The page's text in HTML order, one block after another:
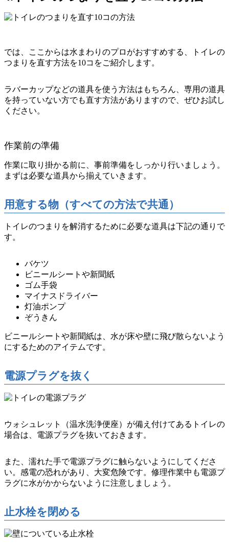
では、ここからは水まわりのプロがおすすめする、トイレの
つまりを直す方法を10コをご紹介します。
ラバーカップなどの道具を使う方法はもちろん、専用の道具
を持っていない方でも直す方法がありますので、ぜひお試し
ください。
作業前の準備
作業に取り掛かる前に、事前準備をしっかり行いましょう。
まずは必要な道具から揃えていきます。
用意する物（すべての方法で共通）
トイレのつまりを解消するために必要な道具は下記の通りで
す。
バケツ
ビニールシートや新聞紙
ゴム手袋
マイナスドライバー
灯油ポンプ
ぞうきん
ビニールシートや新聞紙は、水が床や壁に飛び散らないよう
にするためのアイテムです。
電源プラグを抜く
ウォシュレット（温水洗浄便座）が備え付けてあるトイレの
場合は、電源プラグを抜いておきます。
また、 濡れた手で電源プラグに触らないようにしてくださ
い。 感電の恐れがあり、大変危険です。修理作業中も電源プ
ラグに水がかからないように注意しましょう。
止水栓を閉める